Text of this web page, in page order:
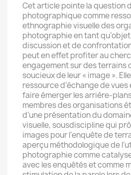
Cet article pointe la question
photographique comme
ethnographie visuelle des
photographie en tant
discussion et de
peut en effet profiter au
engagement sur des terrains
soucieux de leur « image ».
ressource d’échange de
faire émerger les arrière-
membres des organisations
d’une présentation du
visuelle, sousdiscipline qui
images pour l’enquête de
aperçu méthodologique de
photographie comme
avec les enquêtés et comme